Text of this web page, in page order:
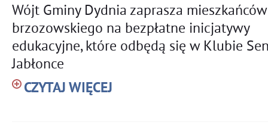
Wójt Gminy Dydnia zaprasza
brzozowskiego na bezpłatne inicjatywy
edukacyjne, które odbędą się w Klubie
Jabłonce
CZYTAJ WIĘCEJ